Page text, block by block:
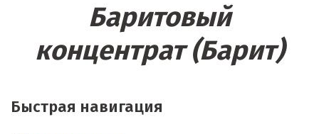
Баритовый
концентрат (Барит)
Быстрая навигация